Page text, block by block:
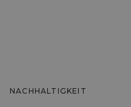
NACHHALTIGKEIT